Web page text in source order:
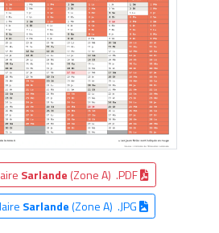
Sarlande (Zone A) .PDF
Sarlande(Zone A) .JPG